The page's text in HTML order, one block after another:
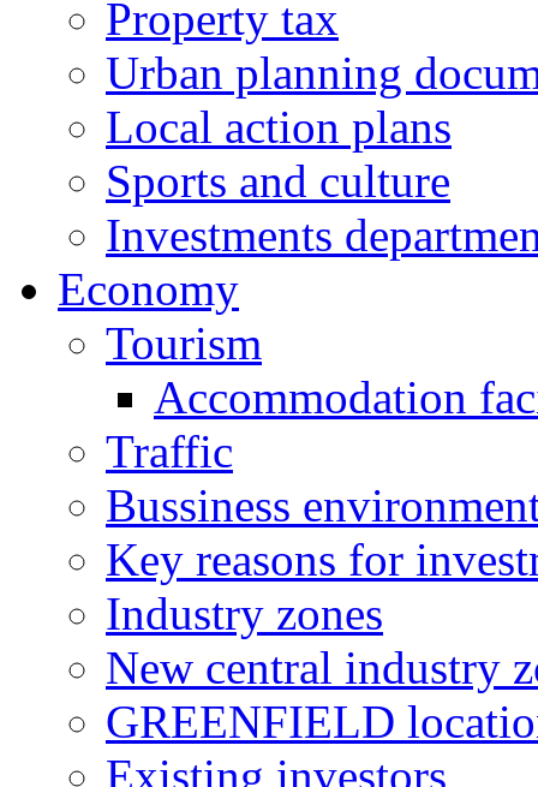
Property tax
Urban planning
Local action plans
Sports and culture
Investments
Economy
Tourism
Accommodation
Traffic
Bussiness
Key reasons for
Industry zones
New central industry
GREENFIELD
Existing investors